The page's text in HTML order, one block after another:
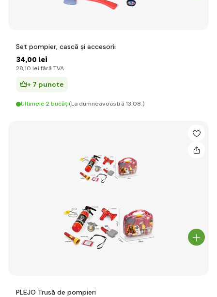
Set pompier, cască și accesorii
34,00 lei
28,10 lei fără TVA
+ 7 puncte
Ultimele 2 bucăți(La dumneavoastră 13.08.)
PLEJO Trusă de pompieri